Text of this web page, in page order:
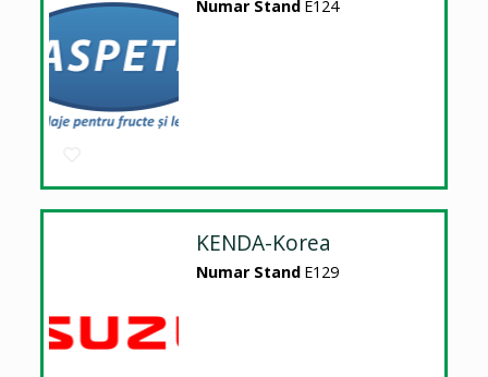
Numar Stand E124
KENDA-Korea
Numar Stand E129